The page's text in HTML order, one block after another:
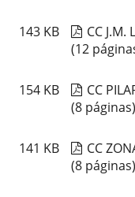
143 KB
CC J.M.
(12
154 KB
CC
(8 páginas)
141 KB
CC
(8 páginas)